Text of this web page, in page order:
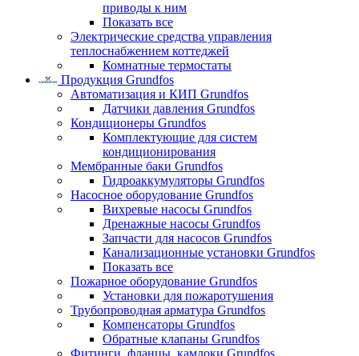
приводы к ним
Показать все
Электрические средства управления
теплоснабжением коттеджей
Комнатные термостаты
Продукция Grundfos
Автоматизация и КИП Grundfos
Датчики давления Grundfos
Кондиционеры Grundfos
Комплектующие для систем
кондиционирования
Мембранные баки Grundfos
Гидроаккумуляторы Grundfos
Насосное оборудование Grundfos
Вихревые насосы Grundfos
Дренажные насосы Grundfos
Запчасти для насосов Grundfos
Канализационные установки Grundfos
Показать все
Пожарное оборудование Grundfos
Установки для пожаротушения
Трубопроводная арматура Grundfos
Компенсаторы Grundfos
Обратные клапаны Grundfos
Фитинги, фланцы, камлоки Grundfos